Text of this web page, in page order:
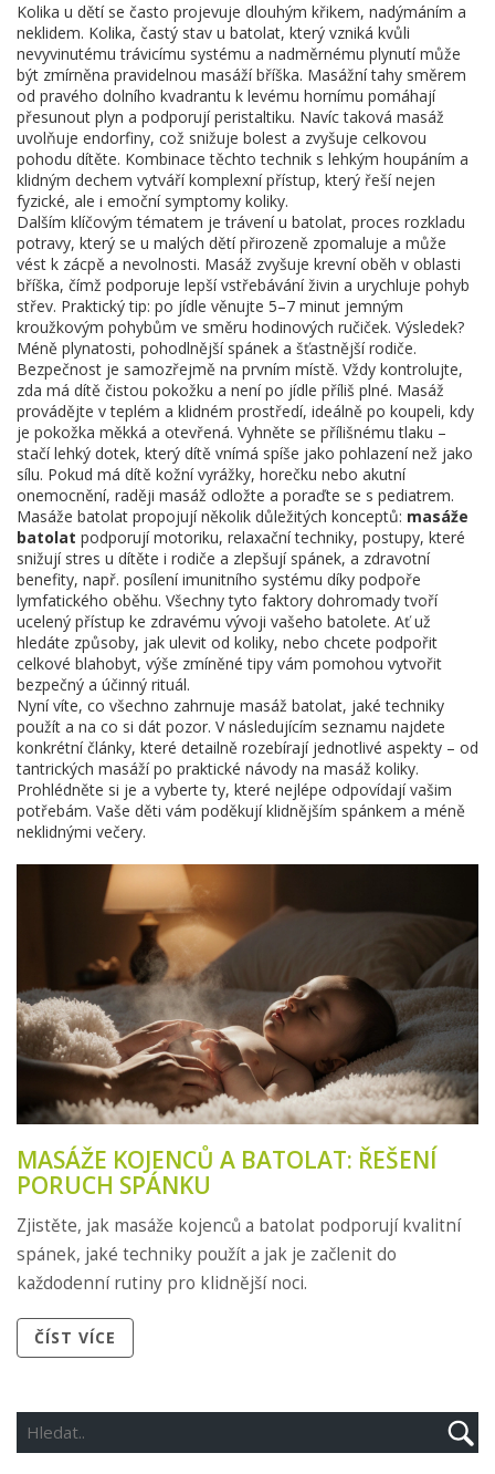
Kolika u dětí se často projevuje dlouhým křikem, nadýmáním a
neklidem. Kolika, častý stav u batolat, který vzniká kvůli
nevyvinutému trávicímu systému a nadměrnému plynutímůže
být zmírněna pravidelnou masáží bříška. Masážní tahy směrem
od pravého dolního kvadrantu k levému hornímu pomáhají
přesunout plyn a podporují peristaltiku. Navíc taková masáž
uvolňuje endorfiny, což snižuje bolest a zvyšuje celkovou
pohodu dítěte. Kombinace těchto technik s lehkým houpáním a
klidným dechem vytváří komplexní přístup, který řeší nejen
fyzické, ale i emoční symptomy koliky.
Dalším klíčovým tématem jetrávení u batolat, proces rozkladu
potravy, který se u malých dětí přirozeně zpomaluje a může
vést k zácpě a nevolnosti. Masáž zvyšuje krevní oběh v oblasti
bříška, čímž podporuje lepší vstřebávání živin a urychluje pohyb
střev. Praktický tip: po jídle věnujte 5–7 minut jemným
kroužkovým pohybům ve směru hodinových ručiček. Výsledek?
Méně plynatosti, pohodlnější spánek a šťastnější rodiče.
Bezpečnost je samozřejmě na prvním místě. Vždy kontrolujte,
zda má dítě čistou pokožku a není po jídle příliš plné. Masáž
provádějte v teplém a klidném prostředí, ideálně po koupeli, kdy
je pokožka měkká a otevřená. Vyhněte se přílišnému tlaku –
stačí lehký dotek, který dítě vnímá spíše jako pohlazení než jako
sílu. Pokud má dítě kožní vyrážky, horečku nebo akutní
onemocnění, raději masáž odložte a poraďte se s pediatrem.
Masáže batolat propojují několik důležitých konceptů: masáže
batolat podporují motoriku, relaxační techniky, postupy, které
snižují stres u dítěte i rodiče a zlepšují spánek, a zdravotní
benefity, např. posílení imunitního systému díky podpoře
lymfatického oběhu. Všechny tyto faktory dohromady tvoří
ucelený přístup ke zdravému vývoji vašeho batolete. Ať už
hledáte způsoby, jak ulevit od koliky, nebo chcete podpořit
celkové blahobyt, výše zmíněné tipy vám pomohou vytvořit
bezpečný a účinný rituál.
Nyní víte, co všechno zahrnuje masáž batolat, jaké techniky
použít a na co si dát pozor. V následujícím seznamu najdete
konkrétní články, které detailně rozebírají jednotlivé aspekty – od
tantrických masáží po praktické návody na masáž koliky.
Prohlédněte si je a vyberte ty, které nejlépe odpovídají vašim
potřebám. Vaše děti vám poděkují klidnějším spánkem a méně
neklidnými večery.
MASÁŽE KOJENCŮ A BATOLAT: ŘEŠENÍ
PORUCH SPÁNKU
Zjistěte, jak masáže kojenců a batolat podporují kvalitní
spánek, jaké techniky použít a jak je začlenit do
každodenní rutiny pro klidnější noci.
ČÍST VÍCE